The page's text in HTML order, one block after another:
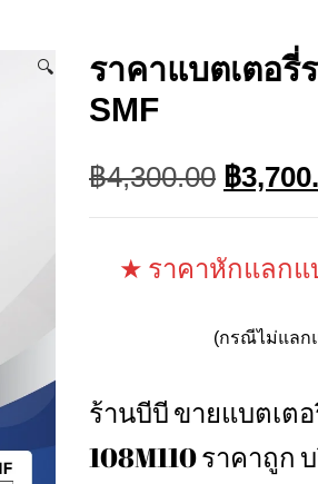
🔍
ราคาแบตเตอรี่
SMF
฿4,300.00
price
was:
฿
฿
★ ราคาหักแลกแ
(กรณีไม่แลก
ร้านบีบี ขายแบตเต
108M110 ราคาถูก